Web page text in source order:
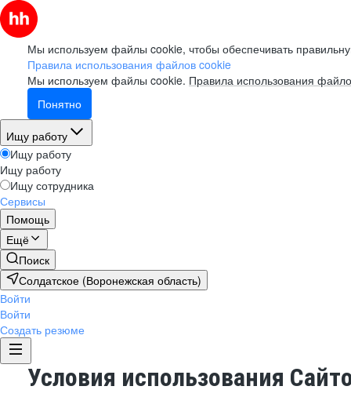
Мы используем файлы cookie, чтобы обеспечивать
Правила использования файлов cookie
Мы используем файлы cookie. Правила использования
Понятно
Ищу работу
Ищу работу
Ищу работу
Ищу сотрудника
Сервисы
Помощь
Ещё
Поиск
Солдатское (Воронежская область)
Войти
Войти
Создать резюме
Условия использования